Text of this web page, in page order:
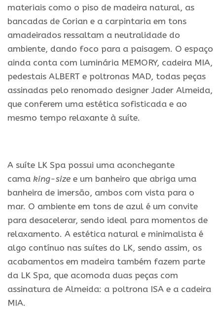
materiais como o piso de madeira natural, as
bancadas de Corian e a carpintaria em tons
amadeirados ressaltam a neutralidade do
ambiente, dando foco para a paisagem. O espaço
ainda conta com luminária MEMORY, cadeira MIA,
pedestais ALBERT e poltronas MAD, todas peças
assinadas pelo renomado designer Jader Almeida,
que conferem uma estética sofisticada e ao
mesmo tempo relaxante à suíte.
A suíte LK Spa possui uma aconchegante
cama king-size e um banheiro que abriga uma
banheira de imersão, ambos com vista para o
mar. O ambiente em tons de azul é um convite
para desacelerar, sendo ideal para momentos de
relaxamento. A estética natural e minimalista é
algo contínuo nas suítes do LK, sendo assim, os
acabamentos em madeira também fazem parte
da LK Spa, que acomoda duas peças com
assinatura de Almeida: a poltrona ISA e a cadeira
MIA.